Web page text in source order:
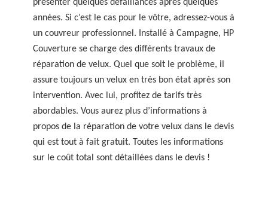
présenter quelques défaillances après quelques
années. Si c’est le cas pour le vôtre, adressez-vous à
un couvreur professionnel. Installé à Campagne, HP
Couverture se charge des différents travaux de
réparation de velux. Quel que soit le problème, il
assure toujours un velux en très bon état après son
intervention. Avec lui, profitez de tarifs très
abordables. Vous aurez plus d’informations à
propos de la réparation de votre velux dans le devis
qui est tout à fait gratuit. Toutes les informations
sur le coût total sont détaillées dans le devis !